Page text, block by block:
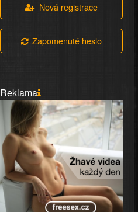
Nová registrace
Zapomenuté heslo
Reklama